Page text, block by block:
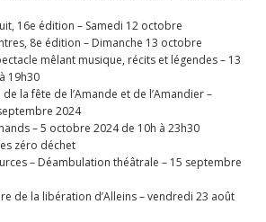
16e édition – Samedi 12 octobre
8e édition – Dimanche 13 octobre
mêlant musique, récits et légendes – 13
19h30
la fête de l’Amande et de l’Amandier –
2024
– 5 octobre 2024 de 10h à 23h30
zéro déchet
– Déambulation théâtrale – 15 septembre
de la libération d’Alleins – vendredi 23 août